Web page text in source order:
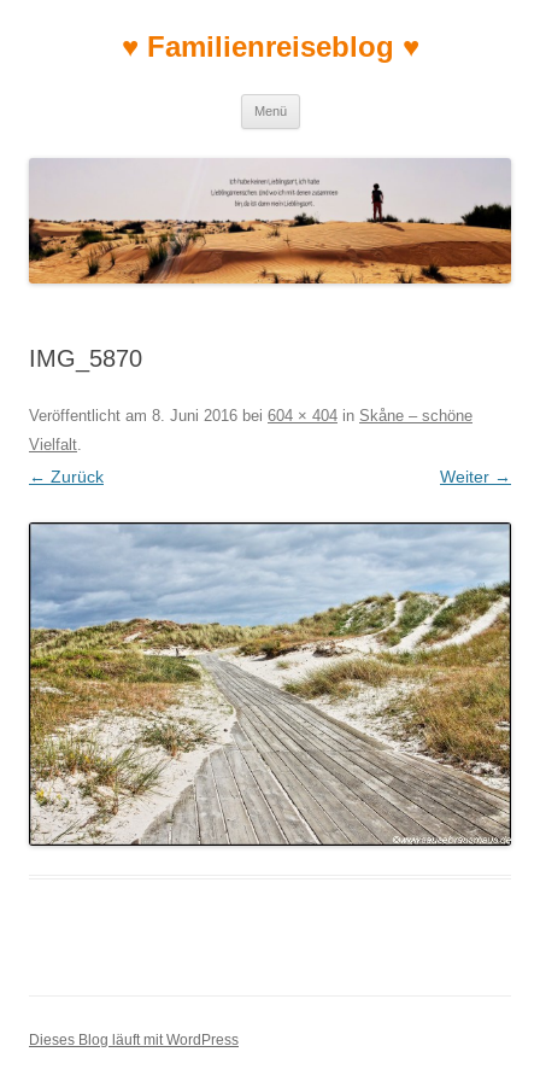
♥ Familienreiseblog ♥
Menü
IMG_5870
Veröffentlicht am 8. Juni 2016 bei 604 × 404 in Skåne – schöne
Vielfalt.
← Zurück Weiter →
Dieses Blog läuft mit WordPress